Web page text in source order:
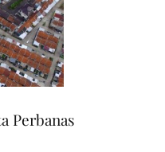
Perbanas